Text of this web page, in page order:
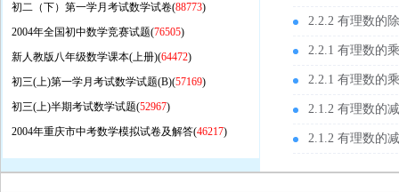
初二（下）第一学月考试数学试卷(88773)
2004年全国初中数学竞赛试题(76505)
新人教版八年级数学课本(上册)(64472)
初三(上)第一学月考试数学试题(B)(57169)
初三(上)半期考试数学试题(52967)
2004年重庆市中考数学模拟试卷及解答(46217)
2.2.2 有理数的
2.2.1 有理数的
2.2.1 有理数的
2.1.2 有理数的
2.1.2 有理数的